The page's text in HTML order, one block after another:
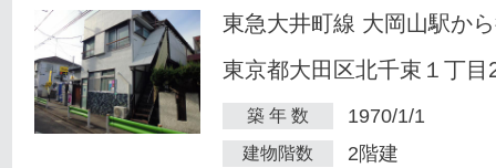
東急大井町線 大岡山駅か
東京都大田区北千束１丁目
築 年 数 1970/1/1
建物階数 2階建